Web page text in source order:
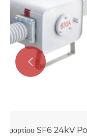
Διακόπτης
